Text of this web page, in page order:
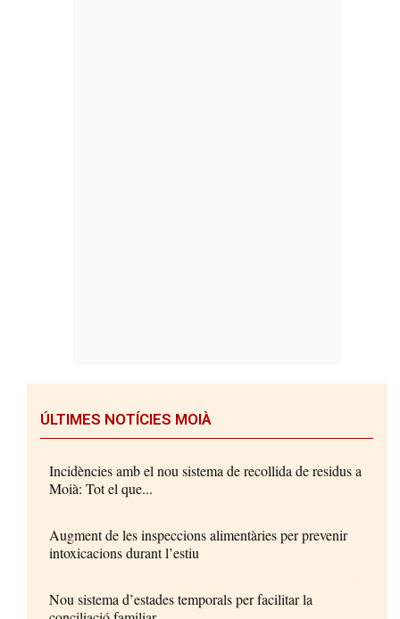
ÚLTIMES NOTÍCIES MOIÀ
Incidències amb el nou sistema de recollida de residus a
Moià: Tot el que...
Augment de les inspeccions alimentàries per prevenir
intoxicacions durant l’estiu
Nou sistema d’estades temporals per facilitar la